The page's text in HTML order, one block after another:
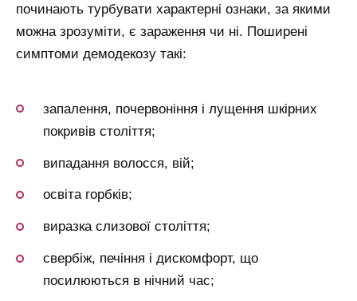
починають турбувати характерні ознаки, за якими
можна зрозуміти, є зараження чи ні. Поширені
симптоми демодекозу такі:
запалення, почервоніння і лущення шкірних
покривів століття;
випадання волосся, вій;
освіта горбків;
виразка слизової століття;
свербіж, печіння і дискомфорт, що
посилюються в нічний час;